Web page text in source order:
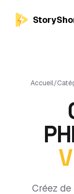
Accueil/
Créez